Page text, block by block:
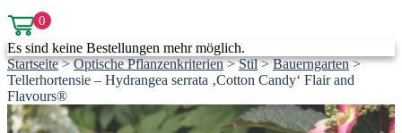
0
Es sind keine Bestellungen mehr möglich.
Startseite > Optische Pflanzenkriterien > Stil > Bauerngarten >
Tellerhortensie – Hydrangea serrata ‚Cotton Candy‘ Flair and
Flavours®